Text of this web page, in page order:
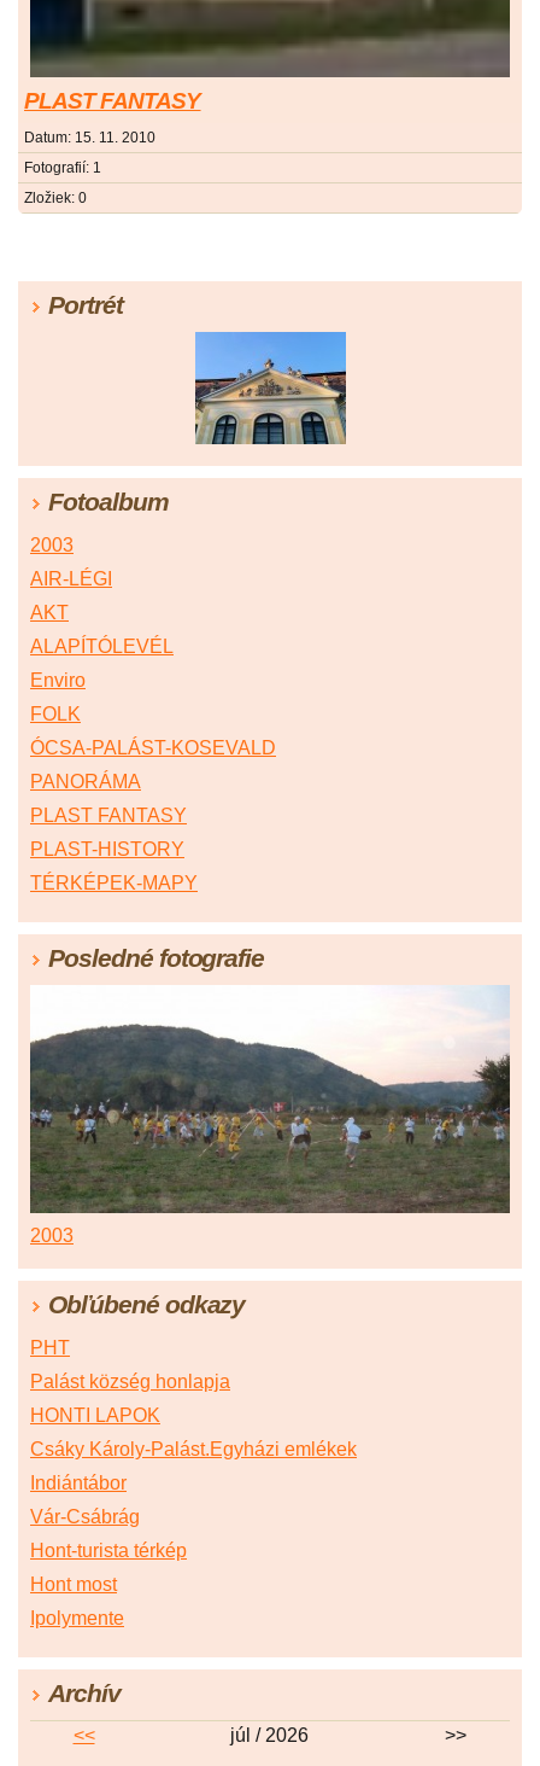
PLAST FANTASY
Datum: 15. 11. 2010
Fotografií: 1
Zložiek: 0
Portrét
Fotoalbum
2003
AIR-LÉGI
AKT
ALAPÍTÓLEVÉL
Enviro
FOLK
ÓCSA-PALÁST-KOSEVALD
PANORÁMA
PLAST FANTASY
PLAST-HISTORY
TÉRKÉPEK-MAPY
Posledné fotografie
2003
Obľúbené odkazy
PHT
Palást község honlapja
HONTI LAPOK
Csáky Károly-Palást.Egyházi emlékek
Indiántábor
Vár-Csábrág
Hont-turista térkép
Hont most
Ipolymente
Archív
<< júl / 2026 >>